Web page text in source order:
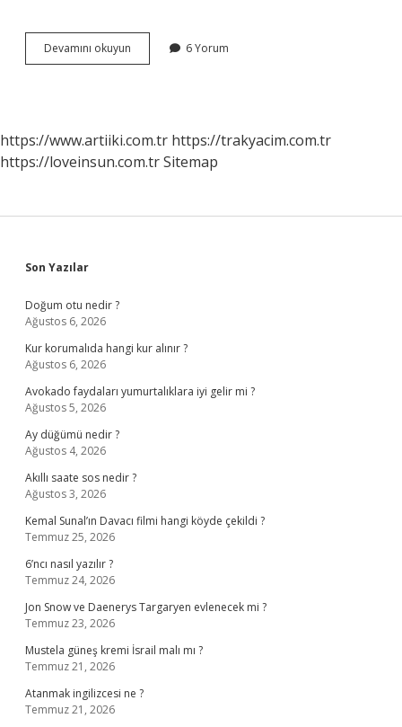
Devamını okuyun
Lisans
6 Yorum
https://www.artiiki.com.tr https://trakyacim.com.tr
https://loveinsun.com.trSitemap
Sidebar
Son Yazılar
Doğum otu nedir ?
Ağustos 6, 2026
Kur korumalıda hangi kur alınır ?
Ağustos 6, 2026
Avokado faydaları yumurtalıklara iyi gelir mi ?
Ağustos 5, 2026
Ay düğümü nedir ?
Ağustos 4, 2026
Akıllı saate sos nedir ?
Ağustos 3, 2026
Kemal Sunal’ın Davacı filmi hangi köyde çekildi ?
Temmuz 25, 2026
6’ncı nasıl yazılır ?
Temmuz 24, 2026
Jon Snow ve Daenerys Targaryen evlenecek mi ?
Temmuz 23, 2026
Mustela güneş kremi İsrail malı mı ?
Temmuz 21, 2026
Atanmak ingilizcesi ne ?
Temmuz 21, 2026